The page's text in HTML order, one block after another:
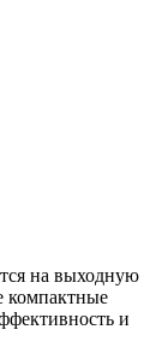
на выходную
компактные
и